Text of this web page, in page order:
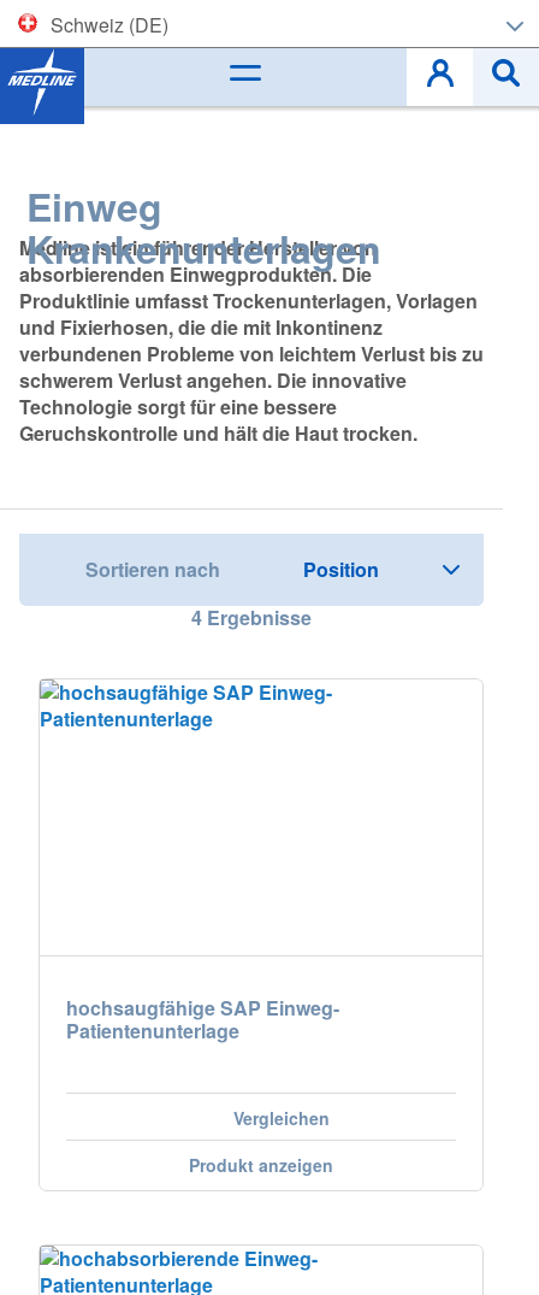
Schweiz (DE)
Corporate (EN)
Belgique (FR)
Czech
Deutschland
España
France
Italia
Portugal
Einweg
Krankenunterlagen
Medline ist ein führender Hersteller von
absorbierenden Einwegprodukten. Die
Produktlinie umfasst Trockenunterlagen, Vorlagen
und Fixierhosen, die die mit Inkontinenz
verbundenen Probleme von leichtem Verlust bis zu
schwerem Verlust angehen. Die innovative
Technologie sorgt für eine bessere
Geruchskontrolle und hält die Haut trocken.
Sortieren nach
4 Ergebnisse
hochsaugfähige SAP Einweg-
Patientenunterlage
Vergleichen
Produkt anzeigen